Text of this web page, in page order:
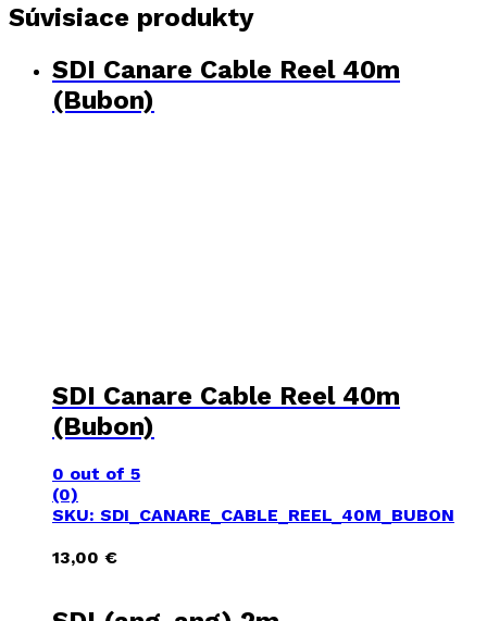
Súvisiace produkty
SDI Canare Cable Reel 40m
(Bubon)
SDI Canare Cable Reel 40m
(Bubon)
0 out of 5
(0)
SKU: SDI_CANARE_CABLE_REEL_40M_BUBON
13,00 €